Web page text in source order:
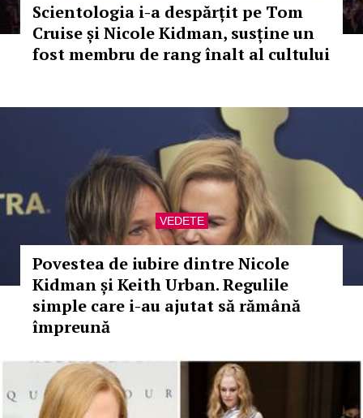
Scientologia i-a despărțit pe Tom
Cruise și Nicole Kidman, susține un
fost membru de rang înalt al cultului
VEDETE
Povestea de iubire dintre Nicole
Kidman și Keith Urban. Regulile
simple care i-au ajutat să rămână
împreună